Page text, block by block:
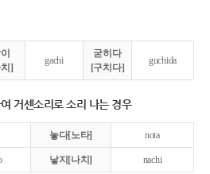
]
gachi
굳히다
[구치다]
guchida
여 거센소리로 소리 나는 경우
놓다[노타] nota
낳지[나치] nachi